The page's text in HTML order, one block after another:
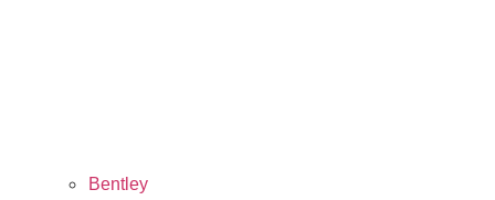
Bentley